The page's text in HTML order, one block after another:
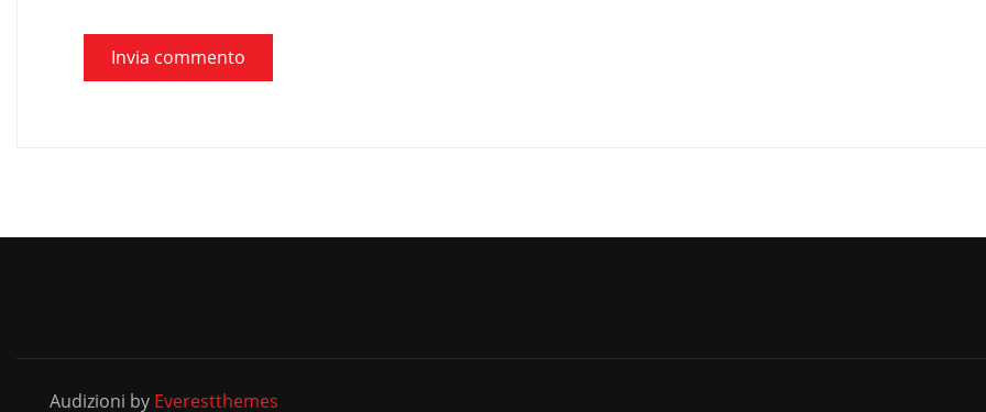
Audizioni by Everestthemes